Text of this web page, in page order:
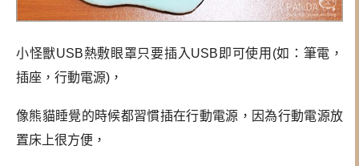
小怪獸USB熱敷眼罩只要插入USB即可使用(如：筆電，
插座，行動電源)，
像熊貓睡覺的時候都習慣插在行動電源，因為行動電源放
置床上很方便，